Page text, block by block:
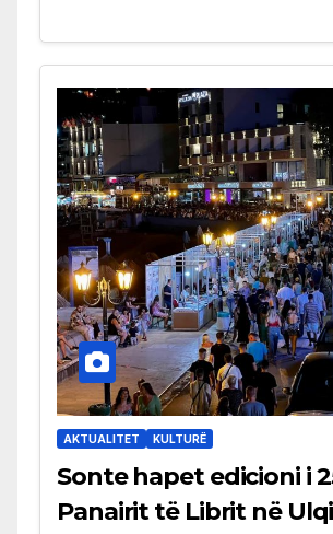
AKTUALITET KULTURË
Sonte hapet edicioni i
Panairit të Librit në